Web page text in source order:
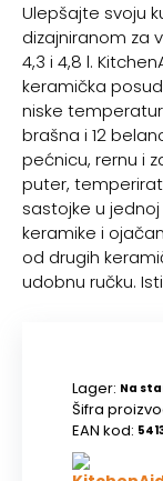
Ulepšajte svoju
dizajniranom za
4,3 i 4,8 l.
keramička
niske
brašna i 12
pećnicu, rernu i
puter,
sastojke u
keramike i
od drugih
udobnu ručku.
Lager: Na
Šifra
EAN kod: